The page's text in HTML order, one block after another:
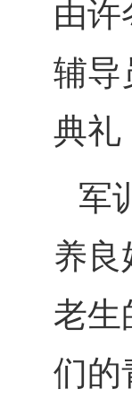
由许
辅导
典礼
军
养良
老生
们的